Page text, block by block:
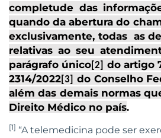
completude das
quando da abertura do
exclusivamente, todas as
relativas ao seu
parágrafo único [2]
do artigo
2314/2022 [3]
do Conselho
além das demais normas
Direito Médico no país.
[1] “A telemedicina pode ser